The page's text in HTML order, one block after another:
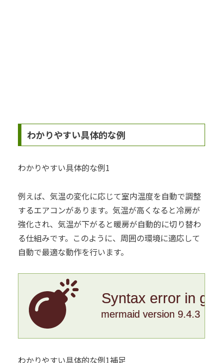
わかりやすい具体的な例
わかりやすい具体的な例1
例えば、気温の変化に応じて室内温度を自動で調整
するエアコンがあります。気温が高くなると冷房が
強化され、気温が下がると暖房が自動的に切り替わ
る仕組みです。このように、周囲の環境に適応して
自動で最適な動作を行います。
Syntax error in
mermaid version 9.4.3
わかりやすい具体的な例1補足